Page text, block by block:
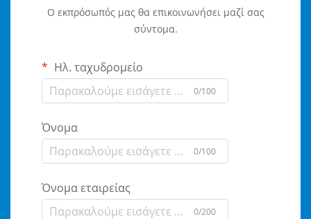
Ο εκπρόσωπός μας θα επικοινωνήσει μαζί σας
σύντομα.
Ηλ. ταχυδρομείο
0/100
Όνομα
0/100
Όνομα εταιρείας
0/200